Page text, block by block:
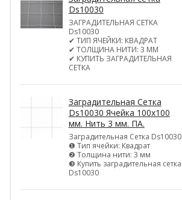
Ds10030
ЗАГРАДИТЕЛЬНАЯ СЕТКА
Ds10030
✔ ТИП ЯЧЕЙКИ: КВАДРАТ
✔ ТОЛЩИНА НИТИ: 3 ММ
✔ КУПИТЬ ЗАГРАДИТЕЛЬНАЯ
СЕТКА
Заградительная Сетка
Ds10030 Ячейка 100х100
мм. Нить 3 мм. ПА.
Заградительная Сетка Ds10030
❶ Тип ячейки: Квадрат
❷ Толщина нити: 3 мм
❸ Купить заградительная сетка
Ds10030